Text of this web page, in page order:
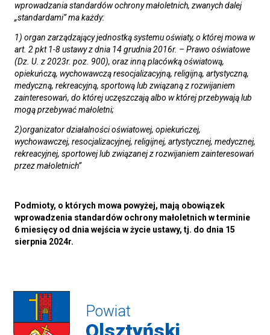
wprowadzania standardów ochrony małoletnich, zwanych dalej
„standardami” ma każdy:
1) organ zarządzający jednostką systemu oświaty, o której mowa w
art. 2 pkt 1-8 ustawy z dnia 14 grudnia 2016r. – Prawo oświatowe
(Dz. U. z 2023r. poz. 900), oraz inną placówką oświatową,
opiekuńczą, wychowawczą resocjalizacyjną, religijną, artystyczną,
medyczną, rekreacyjną, sportową lub związaną z rozwijaniem
zainteresowań, do której uczęszczają albo w której przebywają lub
mogą przebywać małoletni;
2)organizator działalności oświatowej, opiekuńczej,
wychowawczej, resocjalizacyjnej, religijnej, artystycznej, medycznej,
rekreacyjnej, sportowej lub związanej z rozwijaniem zainteresowań
przez małoletnich”
Podmioty, o których mowa powyżej, mają obowiązek
wprowadzenia standardów ochrony małoletnich w terminie
6 miesięcy od dnia wejścia w życie ustawy, tj. do dnia 15
sierpnia 2024r.
Powiat